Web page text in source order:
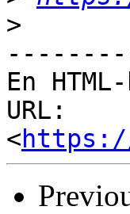
>
En
URL:
<